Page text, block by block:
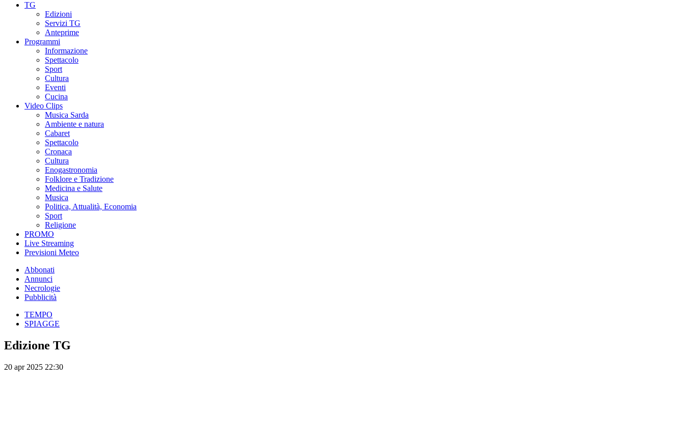
TG
Edizioni
Servizi TG
Anteprime
Programmi
Informazione
Spettacolo
Sport
Cultura
Eventi
Cucina
Video Clips
Musica Sarda
Ambiente e natura
Cabaret
Spettacolo
Cronaca
Cultura
Enogastronomia
Folklore e Tradizione
Medicina e Salute
Musica
Politica, Attualità, Economia
Sport
Religione
PROMO
Live Streaming
Previsioni Meteo
Abbonati
Annunci
Necrologie
Pubblicità
TEMPO
SPIAGGE
Edizione TG
20 apr 2025 22:30